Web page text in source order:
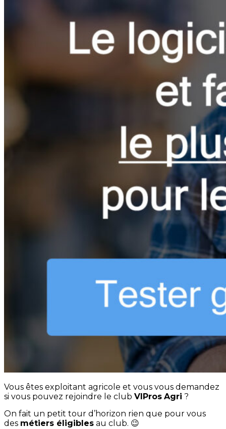
Vous êtes exploitant agricole et vous vous demandez
si vous pouvez rejoindre le club VIPros Agri ?
On fait un petit tour d’horizon rien que pour vous
des métiers éligibles au club. 😉